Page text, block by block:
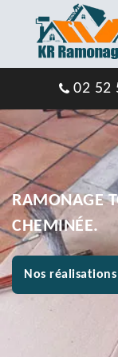
02 52
RAMONAGE
CHEMINÉE.
Nos réalisations